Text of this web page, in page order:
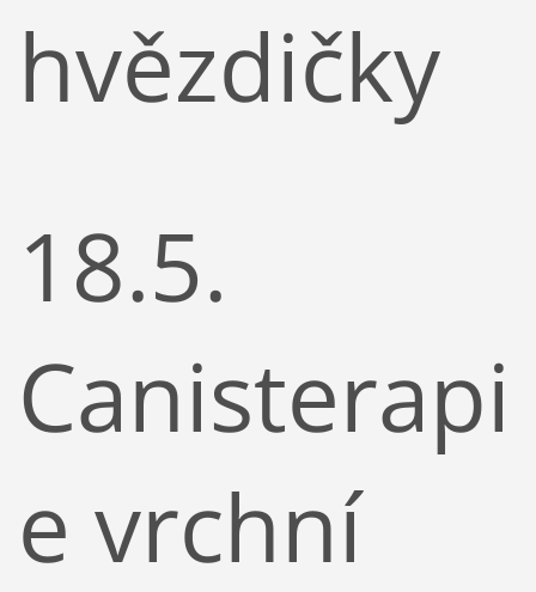
hvězdičky
18.5.
Canisterapi
e vrchní